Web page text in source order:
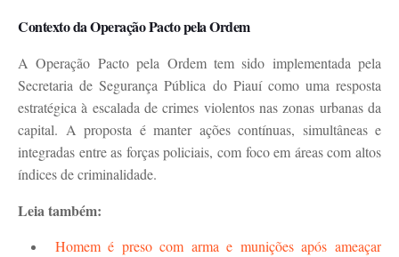
Contexto da Operação Pacto pela Ordem
A Operação Pacto pela Ordem tem sido implementada pela
Secretaria de Segurança Pública do Piauí como uma resposta
estratégica à escalada de crimes violentos nas zonas urbanas da
capital. A proposta é manter ações contínuas, simultâneas e
integradas entre as forças policiais, com foco em áreas com altos
índices de criminalidade.
Leia também:
Homem é preso com arma e munições após ameaçar